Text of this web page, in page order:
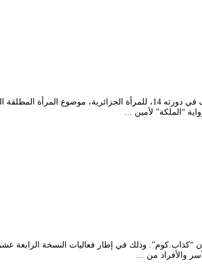
يتناول العمل المسرحي “سكورا” للمخرج علي جبارة والمشارك في المنافسة الرسمية للمهرجان الوطني
“الملكة” لأمين …
“كذاب.كوم”. وذلك في إطار فعاليات النسخة الرابعة
والأفراد من …